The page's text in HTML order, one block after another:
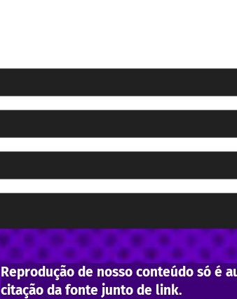
Reprodução de nosso conteúdo só é
citação da fonte junto de link.